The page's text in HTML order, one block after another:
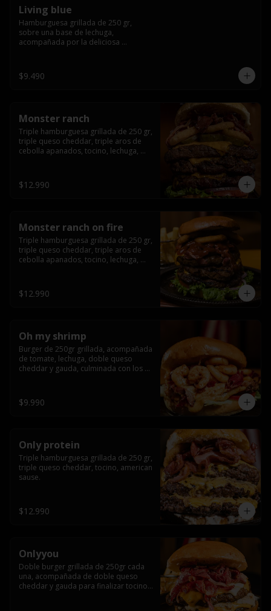
Living blue
Hamburguesa grillada de 250 gr,
sobre una base de lechuga,
acompañada por la deliciosa
wisky jack daniels y salsa de miel.-
$9.490
Monster ranch
Triple hamburguesa grillada de 250 gr,
triple queso cheddar, triple aros de
cebolla apanados, tocino, lechuga,
$12.990
Monster ranch on fire
Triple hamburguesa grillada de 250 gr,
triple queso cheddar, triple aros de
cebolla apanados, tocino, lechuga,
jalapeños de texas.
$12.990
Oh my shrimp
Burger de 250gr grillada, acompañada
de tomate, lechuga, doble queso
cheddar y gauda, culminada con los
$9.990
Only protein
Triple hamburguesa grillada de 250 gr,
triple queso cheddar, tocino, american
sause.
$12.990
Onlyyou
Doble burger grillada de 250gr cada
una, acompañada de doble queso
cheddar y gauda para finalizar tocino